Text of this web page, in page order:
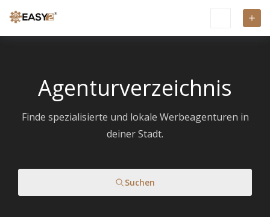
Agenturverzeichnis
Finde spezialisierte und lokale Werbeagenturen in
deiner Stadt.
Suchen